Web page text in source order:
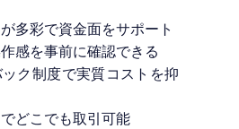
多彩で資金面をサポート
感を事前に確認できる
ク制度で実質コストを抑
どこでも取引可能